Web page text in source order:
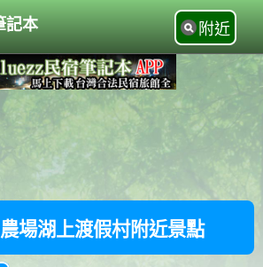
記本 附近
場湖上渡假村附近景點